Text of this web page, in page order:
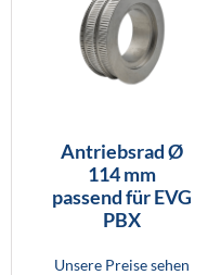
Antriebsrad Ø
114 mm
passend für EVG
PBX
Unsere Preise sehen